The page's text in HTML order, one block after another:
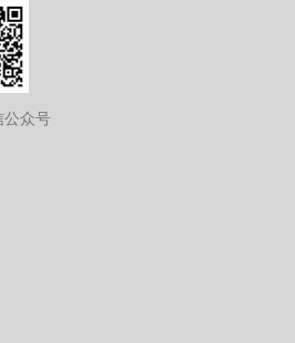
公众号